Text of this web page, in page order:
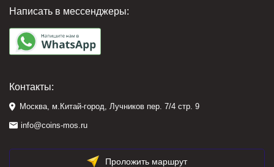
Написать в мессенджеры:
Контакты:
Москва, м.Китай-город, Лучников пер. 7/4 стр. 9
info@coins-mos.ru
Проложить маршрут